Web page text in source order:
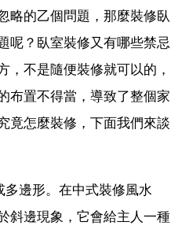
略的乙個問題，那麼裝修臥
呢？臥室裝修又有哪些禁忌
，不是隨便裝修就可以的，
布置不得當，導致了整個家
竟怎麼裝修，下面我們來談
邊形。在中式裝修風水
斜邊現象，它會給主人一種